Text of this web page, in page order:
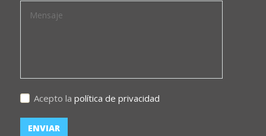
Acepto la política de privacidad